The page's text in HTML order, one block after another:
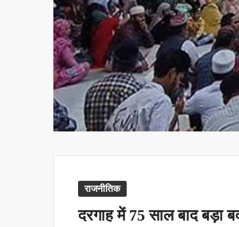
राजनीतिक
दरगाह में 75 साल बाद बड़ा